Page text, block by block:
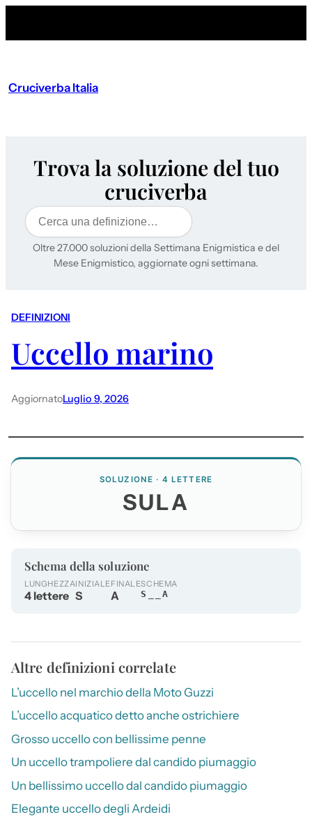
Cruciverba Italia
Trova la soluzione del tuo
cruciverba
Cerca
Oltre 27.000 soluzioni della Settimana Enigmistica e del
Mese Enigmistico, aggiornate ogni settimana.
DEFINIZIONI
Uccello marino
AggiornatoLuglio 9, 2026
SOLUZIONE · 4 LETTERE
SULA
Schema della soluzione
LUNGHEZZA
4 lettere
INIZIALE
S
FINALE
A
SCHEMA
S__A
Altre definizioni correlate
L’uccello nel marchio della Moto Guzzi
L’uccello acquatico detto anche ostrichiere
Grosso uccello con bellissime penne
Un uccello trampoliere dal candido piumaggio
Un bellissimo uccello dal candido piumaggio
Elegante uccello degli Ardeidi